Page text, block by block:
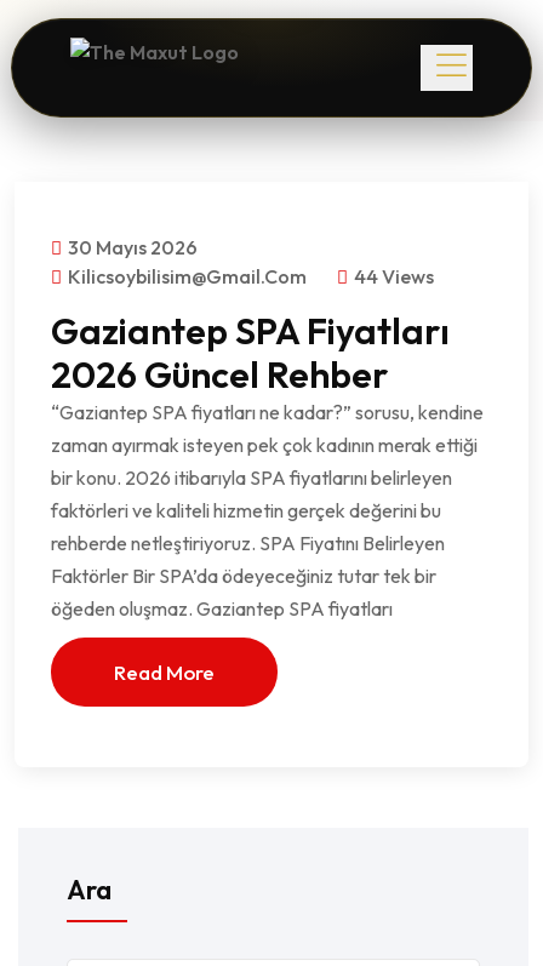
30 Mayıs 2026
Kilicsoybilisim@gmail.com
44 Views
Gaziantep SPA Fiyatları
2026 Güncel Rehber
“Gaziantep SPA fiyatları ne kadar?” sorusu, kendine
zaman ayırmak isteyen pek çok kadının merak ettiği
bir konu. 2026 itibarıyla SPA fiyatlarını belirleyen
faktörleri ve kaliteli hizmetin gerçek değerini bu
rehberde netleştiriyoruz. SPA Fiyatını Belirleyen
Faktörler Bir SPA’da ödeyeceğiniz tutar tek bir
öğeden oluşmaz. Gaziantep SPA fiyatları
Read More
Ara